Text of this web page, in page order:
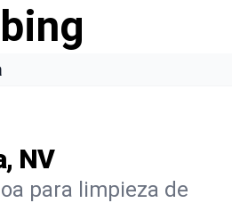
NV
para limpieza de